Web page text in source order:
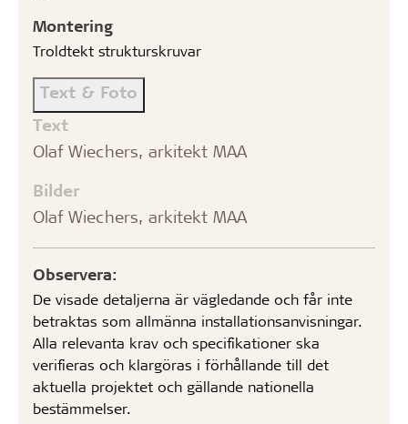
Montering
Troldtekt strukturskruvar
Text & Foto
Text
Olaf Wiechers, arkitekt MAA
Bilder
Olaf Wiechers, arkitekt MAA
Observera:
De visade detaljerna är vägledande och får inte
betraktas som allmänna installationsanvisningar.
Alla relevanta krav och specifikationer ska
verifieras och klargöras i förhållande till det
aktuella projektet och gällande nationella
bestämmelser.